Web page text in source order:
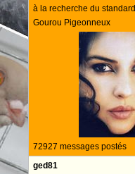
à la recherche du standard
Gourou Pigeonneux
72927 messages postés
ged81